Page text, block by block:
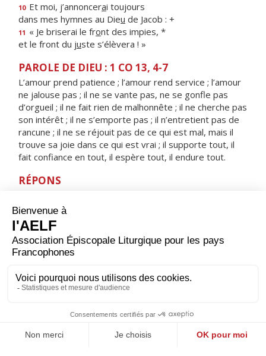
10 Et moi, j’annoncerai toujours
dans mes hymnes au Dieu de Jacob : +
11 « Je briserai le front des impies, *
et le front du juste s’élèvera ! »
PAROLE DE DIEU : 1 CO 13, 4-7
L’amour prend patience ; l’amour rend service ; l’amour
ne jalouse pas ; il ne se vante pas, ne se gonfle pas
d’orgueil ; il ne fait rien de malhonnête ; il ne cherche pas
son intérêt ; il ne s’emporte pas ; il n’entretient pas de
rancune ; il ne se réjouit pas de ce qui est mal, mais il
trouve sa joie dans ce qui est vrai ; il supporte tout, il
fait confiance en tout, il espère tout, il endure tout.
RÉPONS
cherchent,
toujours ils rediront : Dieu est grand !
ORAISON
Père, fidèle en tes promesses, qui as envoyé le Saint-
péché, fais de nous les artisans de ta paix. Par Jésus, le